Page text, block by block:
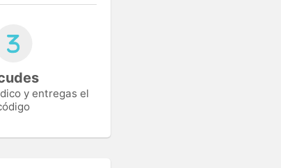
y entregas el